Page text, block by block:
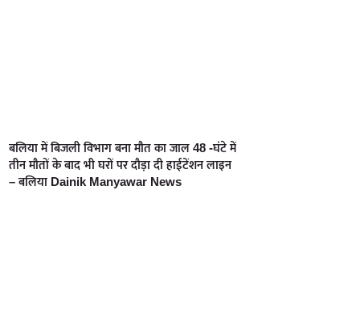
बलिया में बिजली विभाग बना मौत का जाल 48 -घंटे में
तीन मौतों के बाद भी घरों पर दौड़ा दी हाईटेंशन लाइन
– बलिया Dainik Manyawar News